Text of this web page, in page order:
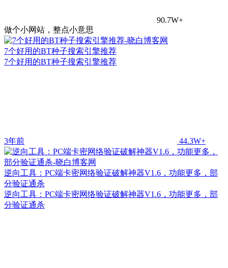
90.7W+
做个小网站，整点小意思
7个好用的BT种子搜索引擎推荐
7个好用的BT种子搜索引擎推荐
3年前 44.3W+
逆向工具：PC端卡密网络验证破解神器V1.6，功能更多，部
分验证通杀
逆向工具：PC端卡密网络验证破解神器V1.6，功能更多，部
分验证通杀